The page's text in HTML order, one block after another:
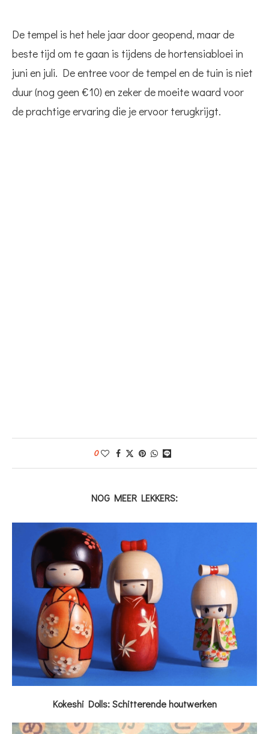
De tempel is het hele jaar door geopend, maar de
beste tijd om te gaan is tijdens de hortensiabloei in
juni en juli. De entree voor de tempel en de tuin is niet
duur (nog geen €10) en zeker de moeite waard voor
de prachtige ervaring die je ervoor terugkrijgt.
0
NOG MEER LEKKERS:
Kokeshi Dolls: Schitterende houtwerken